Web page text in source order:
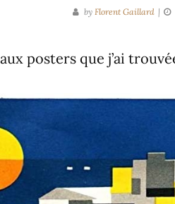
by Florent Gaillard
posters que j’ai